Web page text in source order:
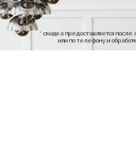
* скидка предоставляется
или по телефону и